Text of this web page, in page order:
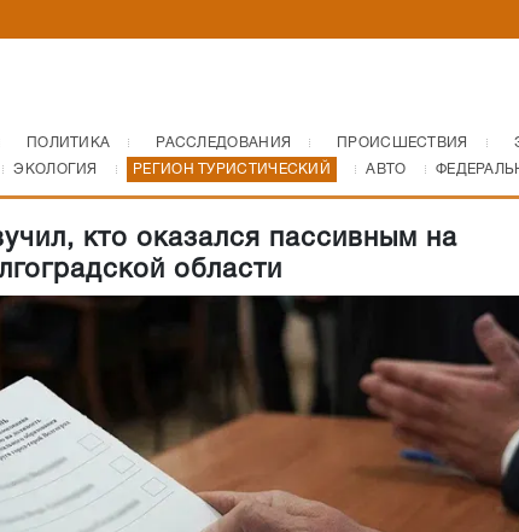
ПОЛИТИКА РАССЛЕДОВАНИЯ ПРОИСШЕСТВИЯ
ЭКОЛОГИЯ РЕГИОН ТУРИСТИЧЕСКИЙ АВТО
кто оказался пассивным на
области